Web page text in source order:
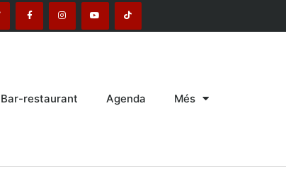
Bar-restaurant Agenda Més